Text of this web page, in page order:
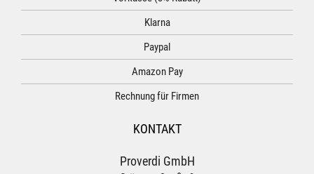
Klarna
Paypal
Amazon Pay
Rechnung für Firmen
KONTAKT
Proverdi GmbH